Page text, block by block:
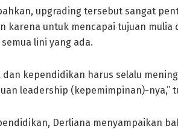
upgrading tersebut sangat
karena untuk mencapai tujuan
lini yang ada.
dan kependidikan harus selalu
leadership (kepemimpinan)-nya,”
Derliana menyampaikan